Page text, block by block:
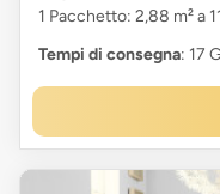
1 Pacchetto: 2,88 m² a
Tempi di consegna: 17